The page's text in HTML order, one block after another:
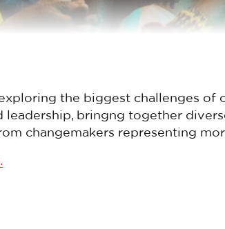
the biggest challenges of
leadership, bringng together
changemakers representing